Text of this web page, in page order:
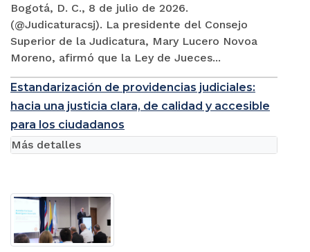
Bogotá, D. C., 8 de julio de 2026.
(@Judicaturacsj). La presidente del Consejo
Superior de la Judicatura, Mary Lucero Novoa
Moreno, afirmó que la Ley de Jueces...
Estandarización de providencias judiciales:
hacia una justicia clara, de calidad y accesible
para los ciudadanos
Más detalles